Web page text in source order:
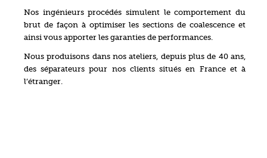
Nos ingénieurs procédés simulent le comportement du
brut de façon à optimiser les sections de coalescence et
ainsi vous apporter les garanties de performances.
Nous produisons dans nos ateliers, depuis plus de 40 ans,
des séparateurs pour nos clients situés en France et à
l’étranger.